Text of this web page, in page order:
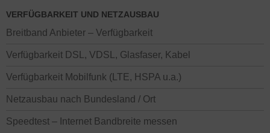
VERFÜGBARKEIT UND NETZAUSBAU
Breitband Anbieter – Verfügbarkeit
Verfügbarkeit DSL, VDSL, Glasfaser, Kabel
Verfügbarkeit Mobilfunk (LTE, HSPA u.a.)
Netzausbau nach Bundesland / Ort
Speedtest – Internet Bandbreite messen